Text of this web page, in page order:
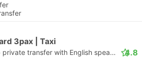
3pax | Taxi
Daytrip private transfer with English speaking driver 4.8